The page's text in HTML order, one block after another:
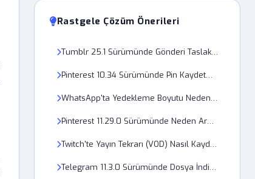
Rastgele Çözüm Önerileri
Tumblr 25.1 Sürümünde Gönderi Taslakları Neden Siliniyor?
Pinterest 10.34 Sürümünde Pin Kaydetme Hatası Nedir?
WhatsApp'ta Yedekleme Boyutu Neden Çok Yüksek Görünüyor?
Pinterest 11.29.0 Sürümünde Neden Arama Geçmişi Silinmiyor?
Twitch'te Yayın Tekrarı (VOD) Nasıl Kaydedilir?
Telegram 11.3.0 Sürümünde Dosya İndirme Hızı Neden Çok Düşük?